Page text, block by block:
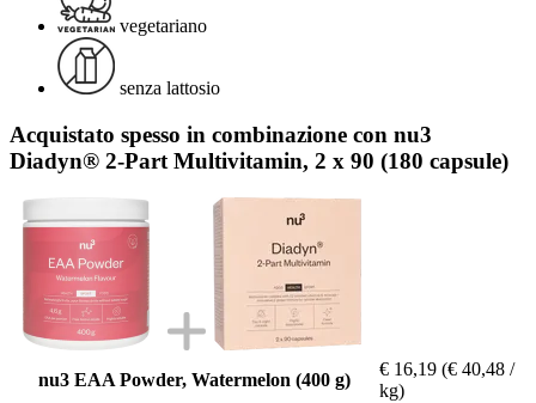
vegetariano
senza lattosio
Acquistato spesso in combinazione con nu3
Diadyn® 2-Part Multivitamin, 2 x 90 (180 capsule)
nu3 EAA Powder, Watermelon (400 g)
€ 16,19 (€ 40,48 /
kg)